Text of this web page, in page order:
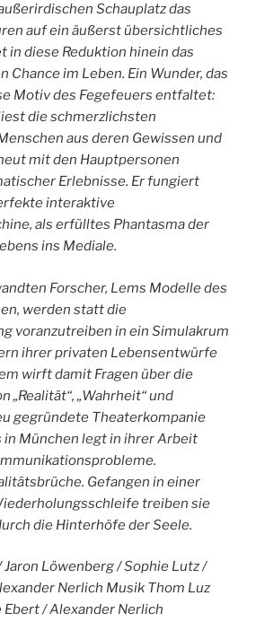
Schauplatz das
auf ein äußerst übersichtliches
in diese Reduktion hinein das
Chance im Leben. Ein Wunder, das
Motiv des Fegefeuers entfaltet:
die schmerzlichsten
aus deren Gewissen und
mit den Hauptpersonen
Erlebnisse. Er fungiert
interaktive
als erfülltes Phantasma der
ins Mediale.
Forscher, Lems Modelle des
werden statt die
voranzutreiben in ein Simulakrum
ihrer privaten Lebensentwürfe
wirft damit Fragen über die
„Realität“, „Wahrheit“ und
gegründete Theaterkompanie
in München legt in ihrer Arbeit
Gefangen in einer
treiben sie
die Hinterhöfe der Seele.
Löwenberg / Sophie Lutz /
Nerlich Musik Thom Luz
/ Alexander Nerlich